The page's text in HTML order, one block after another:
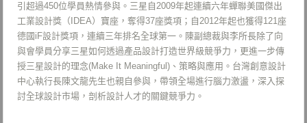
引超過450位學員熱情參與。三星自2009年起連續六年蟬聯美國傑出
工業設計獎（IDEA）寶座，奪得37座獎項；自2012年起也獲得121座
德國iF設計獎項，連續三年排名全球第一。陳副總裁與李所長除了向
與會學員分享三星如何透過產品設計打造世界級競爭力，更進一步傳
授三星設計的理念(Make It Meaningful)、策略與應用。台灣創意設計
中心執行長陳文龍先生也親自參與，帶領全場進行腦力激盪，深入探
討全球設計市場，剖析設計人才的關鍵競爭力。